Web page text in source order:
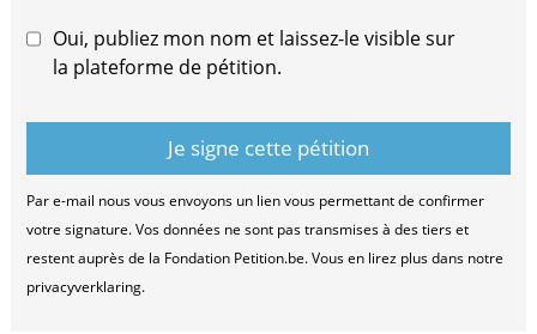
Oui, publiez mon nom et laissez-le visible sur
la plateforme de pétition.
Par e-mail nous vous envoyons un lien vous permettant de confirmer
votre signature. Vos données ne sont pas transmises à des tiers et
restent auprès de la Fondation Petition.be. Vous en lirez plus dans notre
privacyverklaring.